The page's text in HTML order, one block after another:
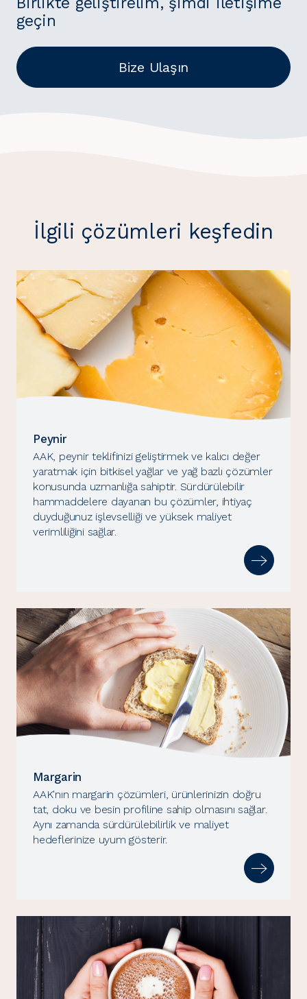
geçin
Bize Ulaşın
İlgili çözümleri keşfedin
Peynir
AAK, peynir teklifinizi geliştirmek ve kalıcı değer
yaratmak için bitkisel yağlar ve yağ bazlı çözümler
konusunda uzmanlığa sahiptir. Sürdürülebilir
hammaddelere dayanan bu çözümler, ihtiyaç
duyduğunuz işlevselliği ve yüksek maliyet
verimliliğini sağlar.
Margarin
AAK'nın margarin çözümleri, ürünlerinizin doğru
tat, doku ve besin profiline sahip olmasını sağlar.
Aynı zamanda sürdürülebilirlik ve maliyet
hedeflerinize uyum gösterir.